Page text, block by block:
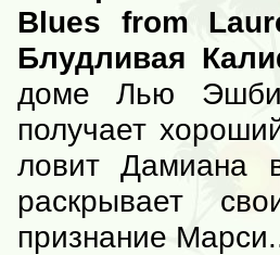
Blues from
Блудливая
доме Лью
получает
ловит Дамиана
раскрывает
признание